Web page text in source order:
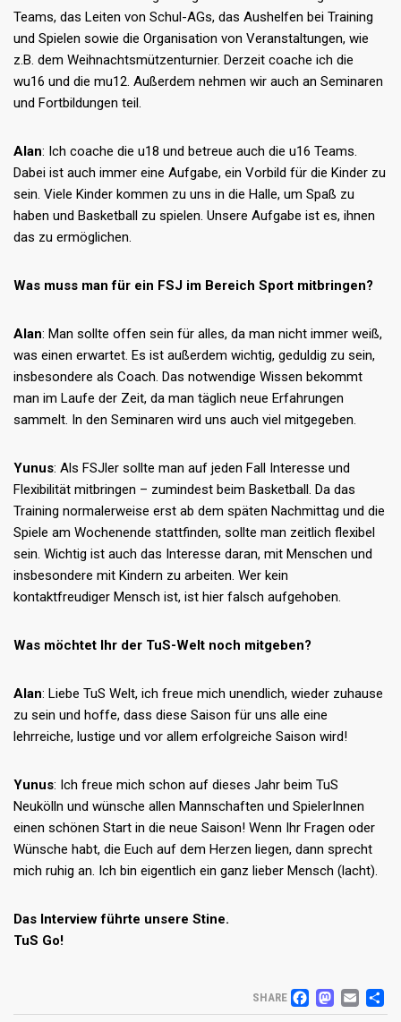
Teams, das Leiten von Schul-AGs, das Aushelfen bei Training
und Spielen sowie die Organisation von Veranstaltungen, wie
z.B. dem Weihnachtsmützenturnier. Derzeit coache ich die
wu16 und die mu12. Außerdem nehmen wir auch an Seminaren
und Fortbildungen teil.
Alan: Ich coache die u18 und betreue auch die u16 Teams.
Dabei ist auch immer eine Aufgabe, ein Vorbild für die Kinder zu
sein. Viele Kinder kommen zu uns in die Halle, um Spaß zu
haben und Basketball zu spielen. Unsere Aufgabe ist es, ihnen
das zu ermöglichen.
Was muss man für ein FSJ im Bereich Sport mitbringen?
Alan: Man sollte offen sein für alles, da man nicht immer weiß,
was einen erwartet. Es ist außerdem wichtig, geduldig zu sein,
insbesondere als Coach. Das notwendige Wissen bekommt
man im Laufe der Zeit, da man täglich neue Erfahrungen
sammelt. In den Seminaren wird uns auch viel mitgegeben.
Yunus: Als FSJler sollte man auf jeden Fall Interesse und
Flexibilität mitbringen – zumindest beim Basketball. Da das
Training normalerweise erst ab dem späten Nachmittag und die
Spiele am Wochenende stattfinden, sollte man zeitlich flexibel
sein. Wichtig ist auch das Interesse daran, mit Menschen und
insbesondere mit Kindern zu arbeiten. Wer kein
kontaktfreudiger Mensch ist, ist hier falsch aufgehoben.
Was möchtet Ihr der TuS-Welt noch mitgeben?
Alan: Liebe TuS Welt, ich freue mich unendlich, wieder zuhause
zu sein und hoffe, dass diese Saison für uns alle eine
lehrreiche, lustige und vor allem erfolgreiche Saison wird!
Yunus: Ich freue mich schon auf dieses Jahr beim TuS
Neukölln und wünsche allen Mannschaften und SpielerInnen
einen schönen Start in die neue Saison! Wenn Ihr Fragen oder
Wünsche habt, die Euch auf dem Herzen liegen, dann sprecht
mich ruhig an. Ich bin eigentlich ein ganz lieber Mensch (lacht).
Das Interview führte unsere Stine.
TuS Go!
SHARE